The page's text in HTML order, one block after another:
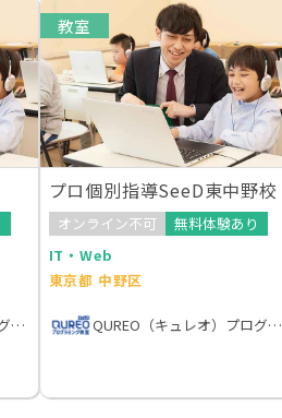
QUREO（キュレオ）プログラミング教室
教室
プロ個別指導SeeD東中野校
オンライン不可
無料体験あり
IT・Web
東京都 中野区
QUREO（キュレオ）プログラミング教室